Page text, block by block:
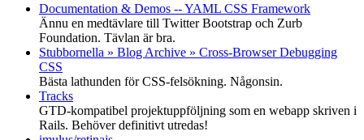
Documentation & Demos -- YAML CSS Framework
Ännu en medtävlare till Twitter Bootstrap och Zurb
Foundation. Tävlan är bra.
Stubbornella » Blog Archive » Cross-Browser Debugging
CSS
Bästa lathunden för CSS-felsökning. Någonsin.
Tracks
GTD-kompatibel projektuppföljning som en webapp skriven i
Rails. Behöver definitivt utredas!